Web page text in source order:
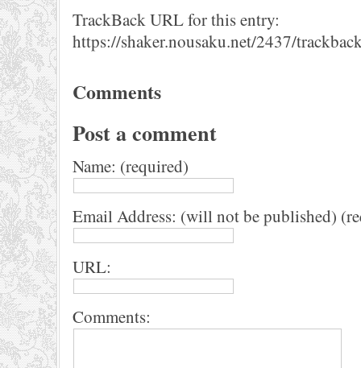
TrackBack URL for this entry:
https://shaker.nousaku.net/2437/
Comments
Post a comment
Name: (required)
Email Address: (will not be published)
URL:
Comments: